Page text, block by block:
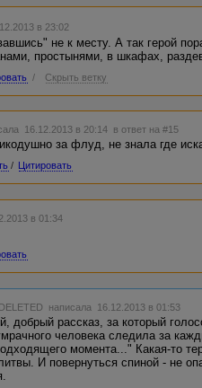
в 23:02
не к месту. А так герой
простынями, в шкафах,
/ Скрыть ветку
16.12.2013 в 20:14 в ответ на #15
за флуд, не знала где
/ Цитировать
в 01:34
DELETED написала 16.12.2013 в 01:53
добрый рассказ, за который
человека следила за
момента..." Какая-то
И повернуться спиной - не